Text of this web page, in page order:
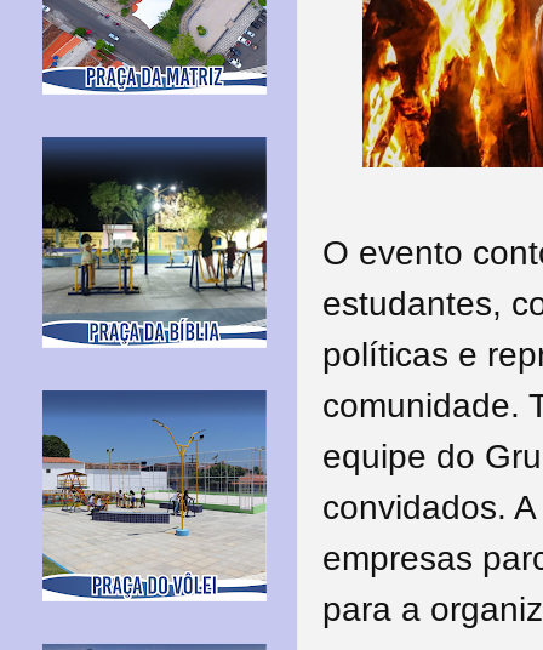
O evento
estudantes,
políticas e
comunidade.
equipe do
convidados.
empresas
para a